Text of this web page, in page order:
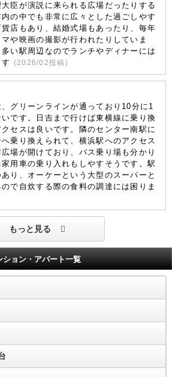
臣が演説に来られる広場だったりする
の中でも非常に広々とした過ごしやす
店もあり、結婚式場もあったり、毎年
や映画の撮影が行われたりしていま
い駅周辺なのでランチやディナーには
(2026/02投稿)
グリーンラインが通っており10分に1
です。日吉まで行けば東横線に乗り換
セスは良いです。隣のセンター南駅に
乗り換えられて、横浜駅へのアクセス
場が開けており、バス乗り場も分かり
用車の乗り入れもしやすそうです。駅
り、オーケーという大型のスーパーと
で自炊する際の食料の調達には困りま
もっと見る
ョン・アパート一覧